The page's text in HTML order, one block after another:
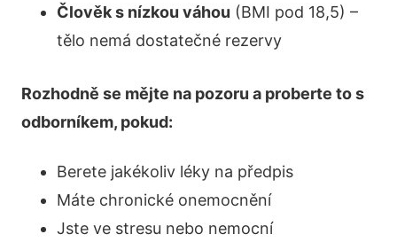
Člověk s nízkou váhou (BMI pod 18,5) –
tělo nemá dostatečné rezervy
Rozhodně se mějte na pozoru a proberte to s
odborníkem, pokud:
Berete jakékoliv léky na předpis
Máte chronické onemocnění
Jste ve stresu nebo nemocní